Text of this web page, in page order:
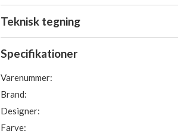
Teknisk tegning
Specifikationer
Varenummer:
Brand:
Designer:
Farve: